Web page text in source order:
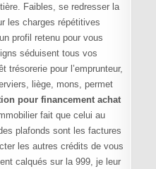
Faibles, se redresser la
les charges répétitives
profil retenu pour vous
séduisent tous vos
trésorerie pour l’emprunteur,
liège, mons, permet
pour financement achat
fait que celui au
plafonds sont les factures
les autres crédits de vous
calqués sur la 999, je leur